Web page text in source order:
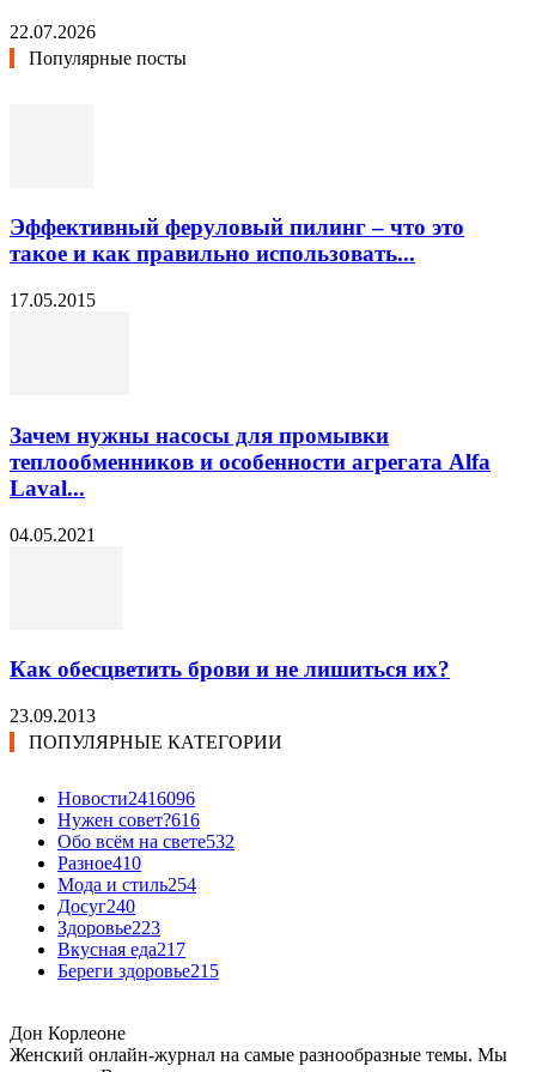
22.07.2026
Популярные посты
Эффективный феруловый пилинг – что это
такое и как правильно использовать...
17.05.2015
Зачем нужны насосы для промывки
теплообменников и особенности агрегата Alfa
Laval...
04.05.2021
Как обесцветить брови и не лишиться их?
23.09.2013
ПОПУЛЯРНЫЕ КАТЕГОРИИ
Новости2416096
Нужен совет?616
Обо всём на свете532
Разное410
Мода и стиль254
Досуг240
Здоровье223
Вкусная еда217
Береги здоровье215
Дон Корлеоне
Женский онлайн-журнал на самые разнообразные темы. Мы